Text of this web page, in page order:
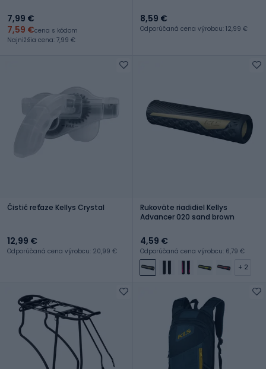
7,99 €
7,59 €cena s kódom
Najnižšia cena: 7,99 €
8,59 €
Odporúčaná cena výrobcu: 12,99 €
Čistič reťaze Kellys Crystal
12,99 €
Odporúčaná cena výrobcu: 20,99 €
Rukoväte riadidiel Kellys
Advancer 020 sand brown
4,59 €
Odporúčaná cena výrobcu: 6,79 €
+ 2